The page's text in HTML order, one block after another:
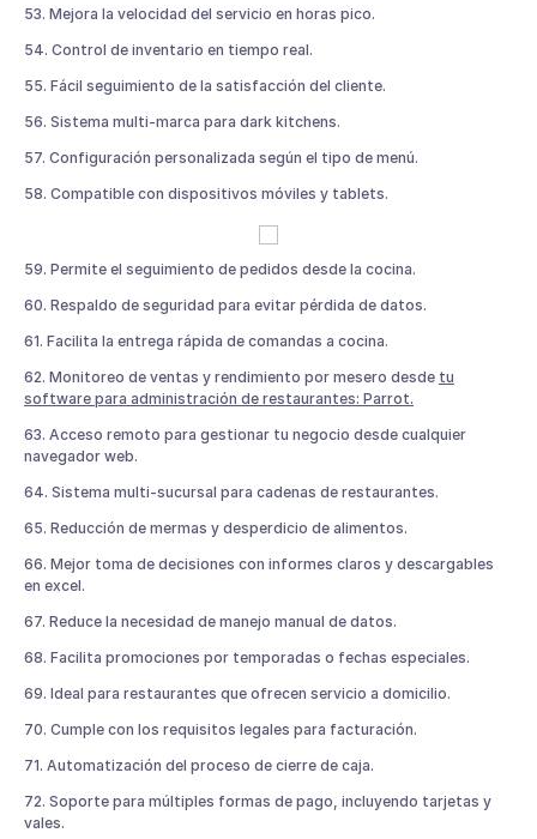
53. Mejora la velocidad del servicio en horas pico.
54. Control de inventario en tiempo real.
55. Fácil seguimiento de la satisfacción del cliente.
56. Sistema multi-marca para dark kitchens.
57. Configuración personalizada según el tipo de menú.
58. Compatible con dispositivos móviles y tablets.
59. Permite el seguimiento de pedidos desde la cocina.
60. Respaldo de seguridad para evitar pérdida de datos.
61. Facilita la entrega rápida de comandas a cocina.
62. Monitoreo de ventas y rendimiento por mesero desde tu
software para administración de restaurantes: Parrot.
63. Acceso remoto para gestionar tu negocio desde cualquier
navegador web.
64. Sistema multi-sucursal para cadenas de restaurantes.
65. Reducción de mermas y desperdicio de alimentos.
66. Mejor toma de decisiones con informes claros y descargables
en excel.
67. Reduce la necesidad de manejo manual de datos.
68. Facilita promociones por temporadas o fechas especiales.
69. Ideal para restaurantes que ofrecen servicio a domicilio.
70. Cumple con los requisitos legales para facturación.
71. Automatización del proceso de cierre de caja.
72. Soporte para múltiples formas de pago, incluyendo tarjetas y
vales.